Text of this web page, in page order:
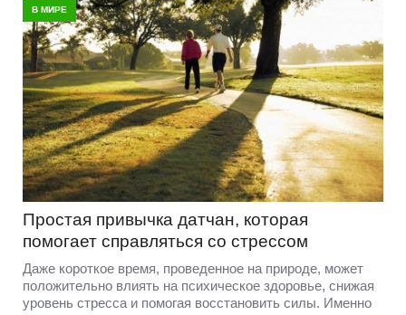
В МИРЕ
Простая привычка датчан, которая
помогает справляться со стрессом
Даже короткое время, проведенное на природе, может
положительно влиять на психическое здоровье, снижая
уровень стресса и помогая восстановить силы. Именно